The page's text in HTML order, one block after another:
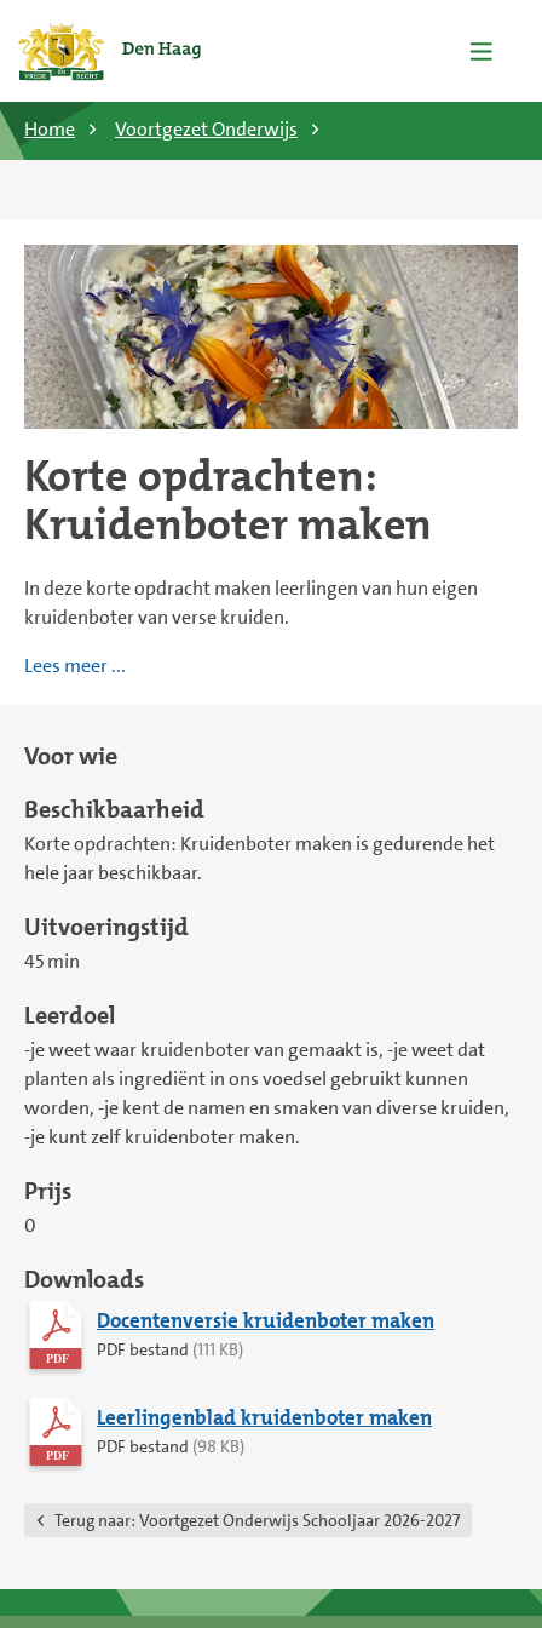
Home Voortgezet Onderwijs
Korte opdrachten:
Kruidenboter maken
In deze korte opdracht maken leerlingen van hun eigen
kruidenboter van verse kruiden.
Lees meer ...
Voor wie
Beschikbaarheid
Korte opdrachten: Kruidenboter maken is gedurende het
hele jaar beschikbaar.
Uitvoeringstijd
45 min
Leerdoel
-je weet waar kruidenboter van gemaakt is, -je weet dat
planten als ingrediënt in ons voedsel gebruikt kunnen
worden, -je kent de namen en smaken van diverse kruiden,
-je kunt zelf kruidenboter maken.
Prijs
0
Downloads
Docentenversie kruidenboter maken
PDF bestand (111 KB)
Leerlingenblad kruidenboter maken
PDF bestand (98 KB)
Terug naar: Voortgezet Onderwijs Schooljaar 2026-2027